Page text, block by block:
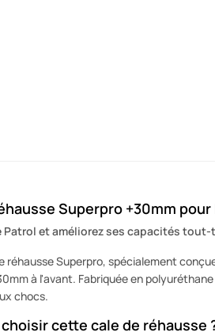
Superpro +30mm
Patrol et améliorez ses capacités tout-
réhausse Superpro, spécialement
à l'avant. Fabriquée en
chocs.
cette cale de réhausse